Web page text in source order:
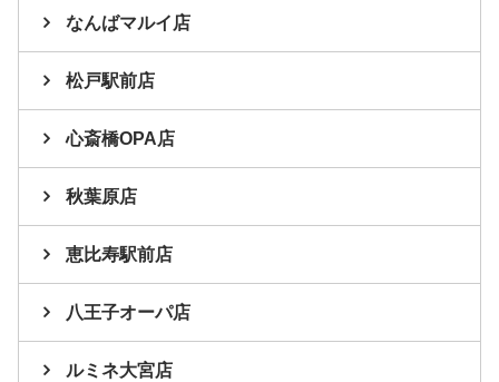
なんばマルイ店
松戸駅前店
心斎橋OPA店
秋葉原店
恵比寿駅前店
八王子オーパ店
ルミネ大宮店